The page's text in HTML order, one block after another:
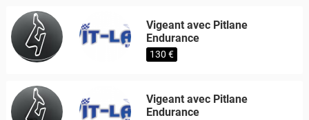
Vigeant avec Pitlane
Endurance
130 €
Vigeant avec Pitlane
Endurance